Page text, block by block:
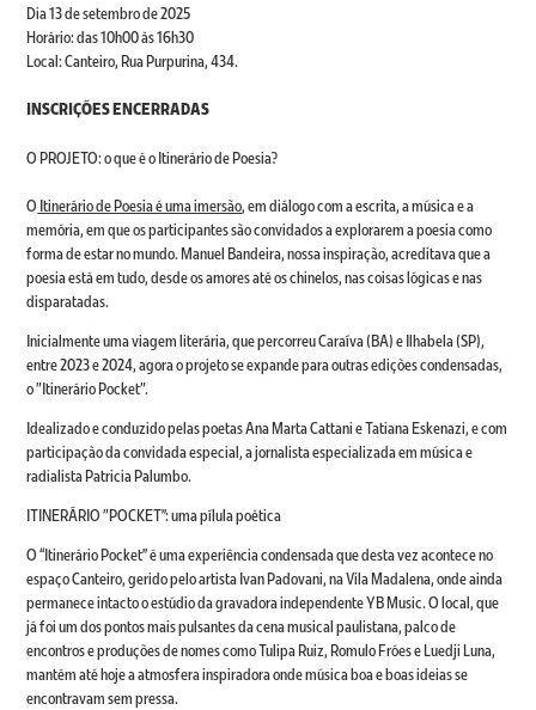
Dia 13 de setembro de 2025
Horário: das 10h00 às 16h30
Local: Canteiro, Rua Purpurina, 434.
INSCRIÇÕES ENCERRADAS
O PROJETO: o que é o Itinerário de Poesia?
O Itinerário de Poesia é uma imersão, em diálogo com a escrita, a música e a
memória, em que os participantes são convidados a explorarem a poesia como
forma de estar no mundo. Manuel Bandeira, nossa inspiração, acreditava que a
poesia está em tudo, desde os amores até os chinelos, nas coisas lógicas e nas
disparatadas.
Inicialmente uma viagem literária, que percorreu Caraíva (BA) e Ilhabela (SP),
entre 2023 e 2024, agora o projeto se expande para outras edições condensadas,
o "Itinerário Pocket".
Idealizado e conduzido pelas poetas Ana Marta Cattani e Tatiana Eskenazi, e com
participação da convidada especial, a jornalista especializada em música e
radialista Patricia Palumbo.
ITINERÁRIO "POCKET”: uma pílula poética
O “Itinerário Pocket” é uma experiência condensada que desta vez acontece no
espaço Canteiro, gerido pelo artista Ivan Padovani, na Vila Madalena, onde ainda
permanece intacto o estúdio da gravadora independente YB Music. O local, que
já foi um dos pontos mais pulsantes da cena musical paulistana, palco de
encontros e produções de nomes como Tulipa Ruiz, Romulo Fróes e Luedji Luna,
mantém até hoje a atmosfera inspiradora onde música boa e boas ideias se
encontravam sem pressa.